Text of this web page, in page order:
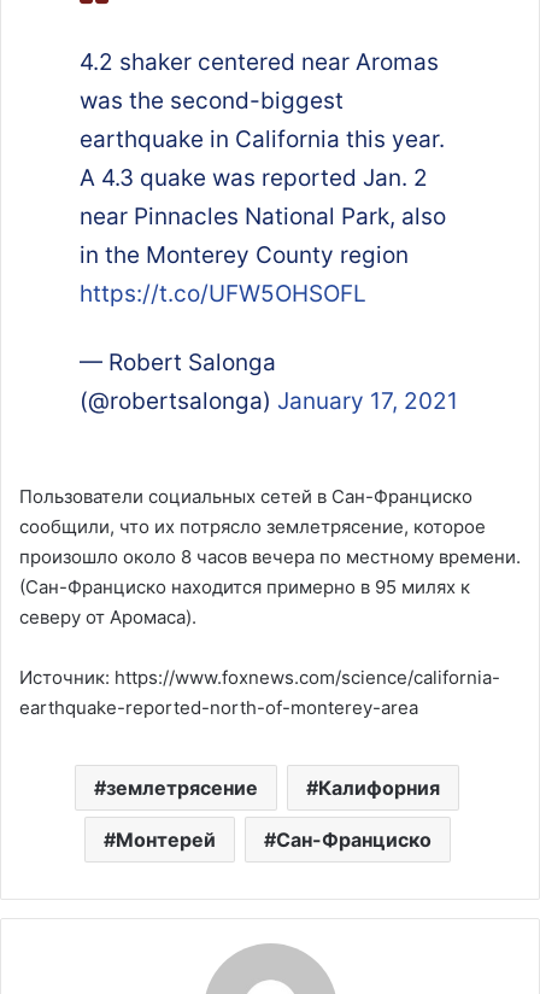
4.2 shaker centered near Aromas
was the second-biggest
earthquake in California this year.
A 4.3 quake was reported Jan. 2
near Pinnacles National Park, also
in the Monterey County region
https://t.co/UFW5OHSOFL
— Robert Salonga
(@robertsalonga) January 17, 2021
Пользователи социальных сетей в Сан-Франциско
сообщили, что их потрясло землетрясение, которое
произошло около 8 часов вечера по местному времени.
(Сан-Франциско находится примерно в 95 милях к
северу от Аромаса).
Источник: https://www.foxnews.com/science/california-
earthquake-reported-north-of-monterey-area
землетрясение Калифорния
Монтерей Сан-Франциско